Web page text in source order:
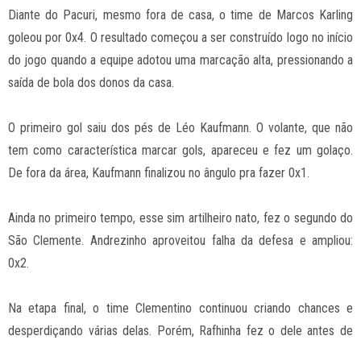
Diante do Pacuri, mesmo fora de casa, o time de Marcos Karling
goleou por 0x4. O resultado começou a ser construído logo no início
do jogo quando a equipe adotou uma marcação alta, pressionando a
saída de bola dos donos da casa.
O primeiro gol saiu dos pés de Léo Kaufmann. O volante, que não
tem como característica marcar gols, apareceu e fez um golaço.
De fora da área, Kaufmann finalizou no ângulo pra fazer 0x1.
Ainda no primeiro tempo, esse sim artilheiro nato, fez o segundo do
São Clemente. Andrezinho aproveitou falha da defesa e ampliou:
0x2.
Na etapa final, o time Clementino continuou criando chances e
desperdiçando várias delas. Porém, Rafhinha fez o dele antes de